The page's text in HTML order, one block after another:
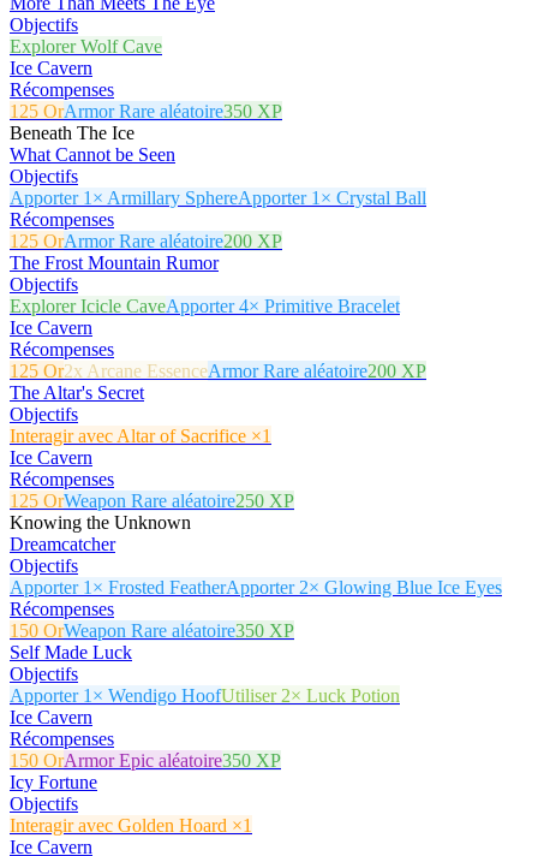
Objectifs
Explorer Wolf Cave
Ice Cavern
Récompenses
125 OrArmor Rare aléatoire350 XP
Beneath The Ice
What Cannot be Seen
Objectifs
Apporter 1× Armillary SphereApporter 1× Crystal Ball
Récompenses
125 OrArmor Rare aléatoire200 XP
The Frost Mountain Rumor
Objectifs
Explorer Icicle CaveApporter 4× Primitive Bracelet
Ice Cavern
Récompenses
125 Or2x Arcane EssenceArmor Rare aléatoire200 XP
The Altar's Secret
Objectifs
Interagir avec Altar of Sacrifice ×1
Ice Cavern
Récompenses
125 OrWeapon Rare aléatoire250 XP
Knowing the Unknown
Dreamcatcher
Objectifs
Apporter 1× Frosted FeatherApporter 2× Glowing Blue Ice Eyes
Récompenses
150 OrWeapon Rare aléatoire350 XP
Self Made Luck
Objectifs
Apporter 1× Wendigo HoofUtiliser 2× Luck Potion
Ice Cavern
Récompenses
150 OrArmor Epic aléatoire350 XP
Icy Fortune
Objectifs
Interagir avec Golden Hoard ×1
Ice Cavern